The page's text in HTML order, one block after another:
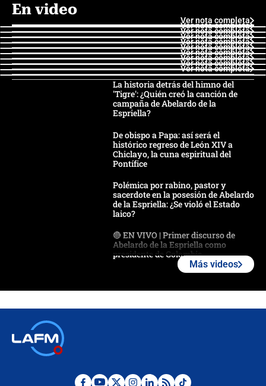
En video
Ver nota completa
Ver nota completa
Ver nota completa
Ver nota completa
Ver nota completa
Ver nota completa
Ver nota completa
Ver nota completa
Ver nota completa
Ver nota completa
La historia detrás del himno del
'Tigre': ¿Quién creó la canción de
campaña de Abelardo de la
Espriella?
De obispo a Papa: así será el
histórico regreso de León XIV a
Chiclayo, la cuna espiritual del
Pontífice
Polémica por rabino, pastor y
sacerdote en la posesión de Abelardo
de la Espriella: ¿Se violó el Estado
laico?
🔴 EN VIVO | Primer discurso de
Abelardo de la Espriella como
presidente de Colombia
Más videos